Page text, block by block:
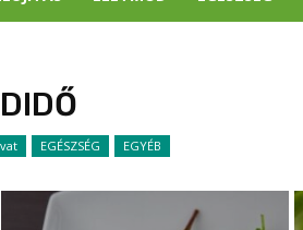
EGÉSZSÉG EGYÉB